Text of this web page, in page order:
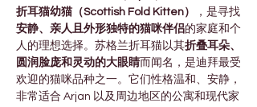
折耳猫幼猫（Scottish Fold Kitten）
，是寻找
安静、亲人且外形独特的猫咪伴侣的家庭和个
人的理想选择。苏格兰折耳猫以其折叠耳朵、
圆润脸庞和灵动的大眼睛而闻名，是迪拜最受
欢迎的猫咪品种之一。它们性格温和、安静，
非常适合 Arjan 以及周边地区的公寓和现代家